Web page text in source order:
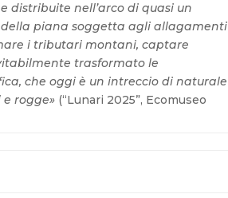
distribuite nell’arco di quasi un
piana soggetta agli allagamenti
i tributari montani, captare
trasformato le
che oggi è un intreccio di naturale
rogge» (“Lunari 2025”, Ecomuseo